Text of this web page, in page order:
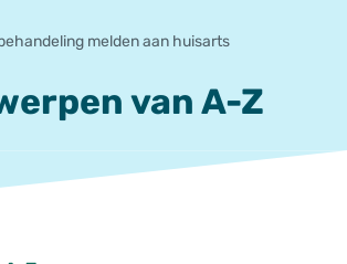
melden aan huisarts
van A-Z